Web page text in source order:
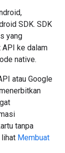
SDK. SDK
yang
API ke dalam
native.
atau Google
tanpa
lihat Membuat